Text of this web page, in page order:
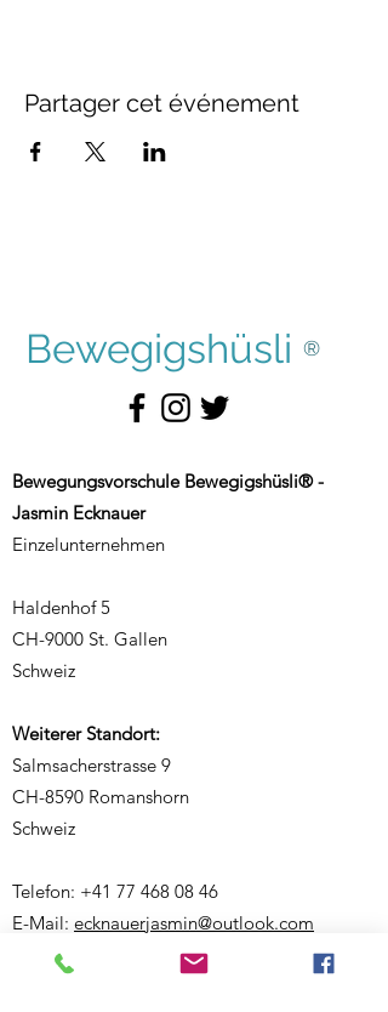
Partager cet événement
Bewegigshüsli ®
Bewegungsvorschule Bewegigshüsli® -
Jasmin Ecknauer
Einzelunternehmen
Haldenhof 5
CH-9000 St. Gallen
Schweiz
Weiterer Standort:
Salmsacherstrasse 9
CH-8590 Romanshorn
Schweiz
Telefon: +41 77 468 08 46
E-Mail: ecknauerjasmin@outlook.com
Website:
www.bewegigshuesli.ch